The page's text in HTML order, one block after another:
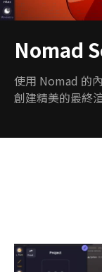
Nomad
使用 Nomad 的
創建精美的最終